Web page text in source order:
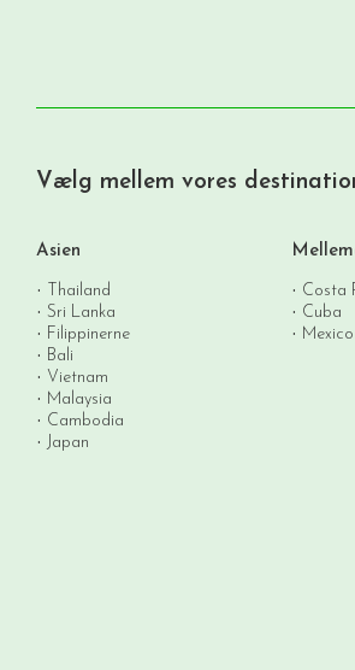
Vælg mellem vores
Asien
Thailand
Sri Lanka
Filippinerne
Bali
Vietnam
Malaysia
Cambodia
Japan
Costa
Cuba
Mexico